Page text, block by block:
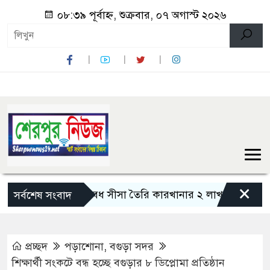
০৮:৩৯ পূর্বাহ্ন, শুক্রবার, ০৭ অগাস্ট ২০২৬
সর্বশেষ সংবাদ
নন্দীগ্রামে অবৈধ সীসা তৈরি কারখানার ২ লাখ টাকা জরিমানা
×
প্রচ্ছদ পড়াশোনা,বগুড়া সদর
শিক্ষার্থী সংকটে বন্ধ হচ্ছে বগুড়ার ৮ ডিপ্লোমা প্রতিষ্ঠান